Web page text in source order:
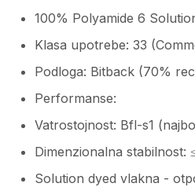
100% Polyamide 6
Klasa upotrebe: 33
Podloga: Bitback (70%
Performanse:
Vatrostojnost: Bfl-s1
Dimenzionalna stabilnost:
Solution dyed vlakna -